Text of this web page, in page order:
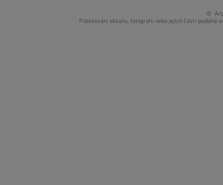
©
Publikování obsahu, fotografií nebo jejich částí podléhá